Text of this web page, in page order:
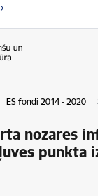
ES fondi 2014 - 2020
nozares
punkta